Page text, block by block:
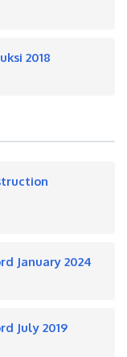
2018
January 2024
July 2019